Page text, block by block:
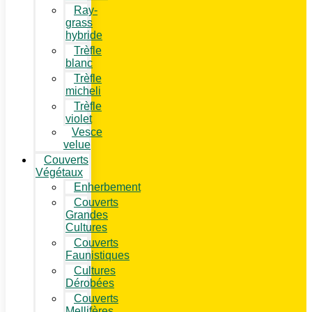
Ray-
grass
hybride
Trèfle
blanc
Trèfle
micheli
Trèfle
violet
Vesce
velue
Couverts
Végétaux
Enherbement
Couverts
Grandes
Cultures
Couverts
Faunistiques
Cultures
Dérobées
Couverts